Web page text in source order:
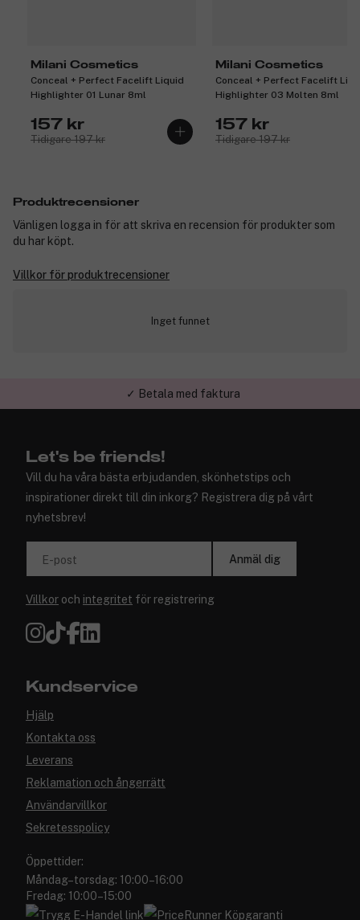
Milani Cosmetics
Conceal + Perfect Facelift Liquid
Highlighter 01 Lunar 8ml
157 kr
Tidigare 197 kr
Milani Cosmetics
Conceal + Perfect Facelift
Highlighter 03 Molten 8ml
157 kr
Tidigare 197 kr
Produktrecensioner
Vänligen logga in för att skriva en recension för produkter som
du har köpt.
Villkor för produktrecensioner
Inget funnet
✓ Trygg E-handel
Let's be friends!
Vill du ha våra bästa erbjudanden, skönhetstips och
inspirationer direkt till din inkorg? Registrera dig på vårt
nyhetsbrev!
E-post Anmäl dig
Villkor och integritet för registrering
Kundservice
Hjälp
Kontakta oss
Leverans
Reklamation och ångerrätt
Användarvillkor
Sekretesspolicy
Öppettider:
Måndag–torsdag: 10:00–16:00
Fredag: 10:00–15:00